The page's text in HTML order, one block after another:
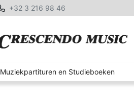
+32 3 216 98 46
Muziekpartituren en Studieboeken